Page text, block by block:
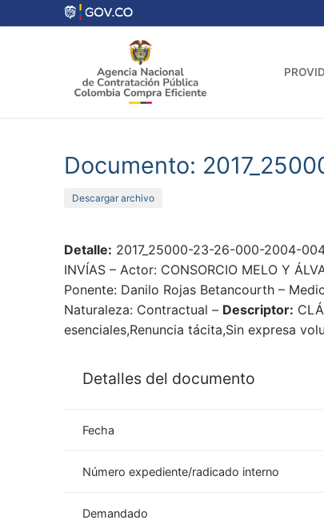
al
Documento:
Descargar archivo
Detalle: 2017_25000-23-26-000-2004-
INVÍAS – Actor: CONSORCIO MELO Y
Ponente: Danilo Rojas Betancourth –
Naturaleza: Contractual – Descriptor:
esenciales,Renuncia tácita,Sin expresa
Detalles del documento
Fecha
Número expediente/radicado interno
Demandado